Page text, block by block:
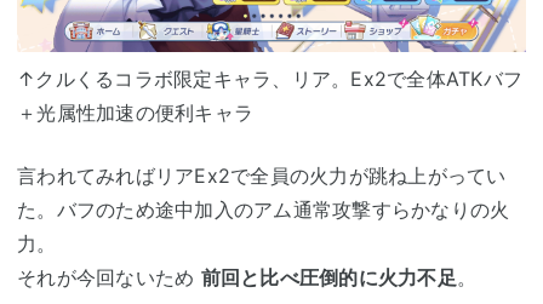
↑クルくるコラボ限定キャラ、リア。Ex2で全体ATKバフ
＋光属性加速の便利キャラ
言われてみればリアEx2で全員の火力が跳ね上がってい
た。バフのため途中加入のアム通常攻撃すらかなりの火
力。
それが今回ないため 前回と比べ圧倒的に火力不足 。